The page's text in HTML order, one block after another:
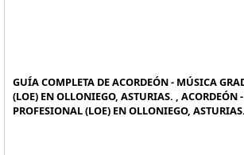
GUÍA COMPLETA DE ACORDEÓN - MÚSICA
(LOE) EN OLLONIEGO, ASTURIAS. , ACORDEÓN
PROFESIONAL (LOE) EN OLLONIEGO,